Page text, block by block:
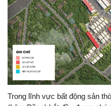
Trong lĩnh vực bất động sản